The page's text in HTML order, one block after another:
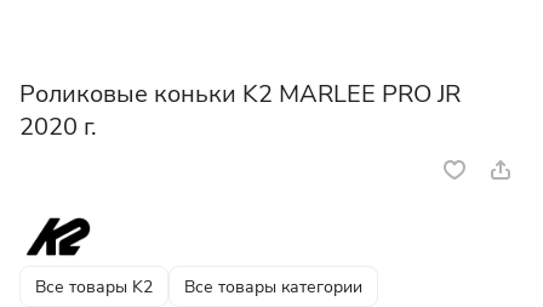
Роликовые коньки K2 MARLEE PRO JR
2020 г.
Все товары K2 Все товары категории